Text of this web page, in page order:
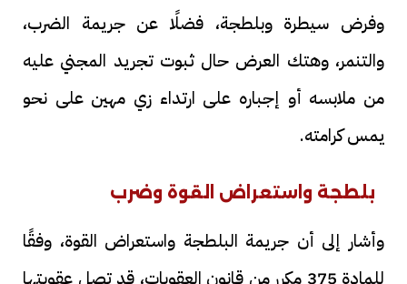
وفرض سيطرة وبلطجة، فضلًا عن جريمة الضرب،
والتنمر، وهتك العرض حال ثبوت تجريد المجني عليه
من ملابسه أو إجباره على ارتداء زي مهين على نحو
يمس كرامته.
بلطجة واستعراض القوة وضرب
وأشار إلى أن جريمة البلطجة واستعراض القوة، وفقًا
للمادة 375 مكرر من قانون العقوبات، قد تصل عقوبتها